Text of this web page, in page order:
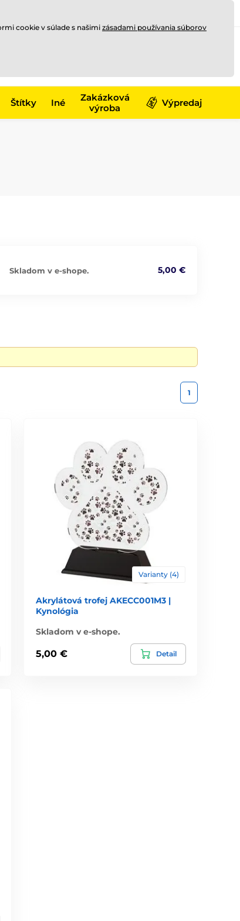
Štítky Iné
Zakázková
výroba
Výpredaj
Skladom v e-shope. 5,00 €
1
Varianty (4)
Akrylátová trofej AKECC001M3 |
Kynológia
Skladom v e-shope.
5,00 € Detail
cookie v súlade s našimi zásadami používania súborov